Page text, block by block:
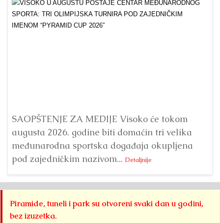
SAOPŠTENJE ZA MEDIJE Visoko će tokom
augusta 2026. godine biti domaćin tri velika
međunarodna sportska događaja okupljena
pod zajedničkim nazivom... Detaljnije
Piramide, tuneli i park su otvoreni svaki dan u godini,
bez izuzetka.